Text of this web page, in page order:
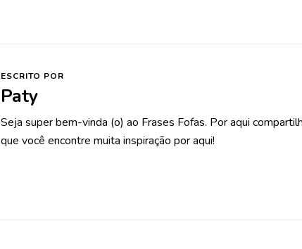
ESCRITO POR
Paty
Seja super bem-vinda (o) ao Frases Fofas. Por aqui
que você encontre muita inspiração por aqui!